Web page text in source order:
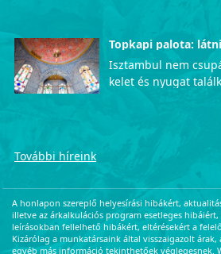
francia udvar
számára, akik
megtapasztalni ezt
lenyűgöző
életre szóló, mély
ajándékozza meg a
semmiképpen sem
Topkapi palota:
érdekességek
Isztambul nem
kelet és nyugat
a Boszporusz
csapásra a múltban
helyszín jóval több
egy varázslatos
a szultánok fényűző
További híreink
A honlapon szereplő helyesírási hibákért,
illetve az árkalkulációs program esetleges
leírásokban fellelhető hibákért, eltérésekért a
Kizárólag a munkatársaink által visszaigazolt
egyéb más információ tekinthetőek véglegesnek.